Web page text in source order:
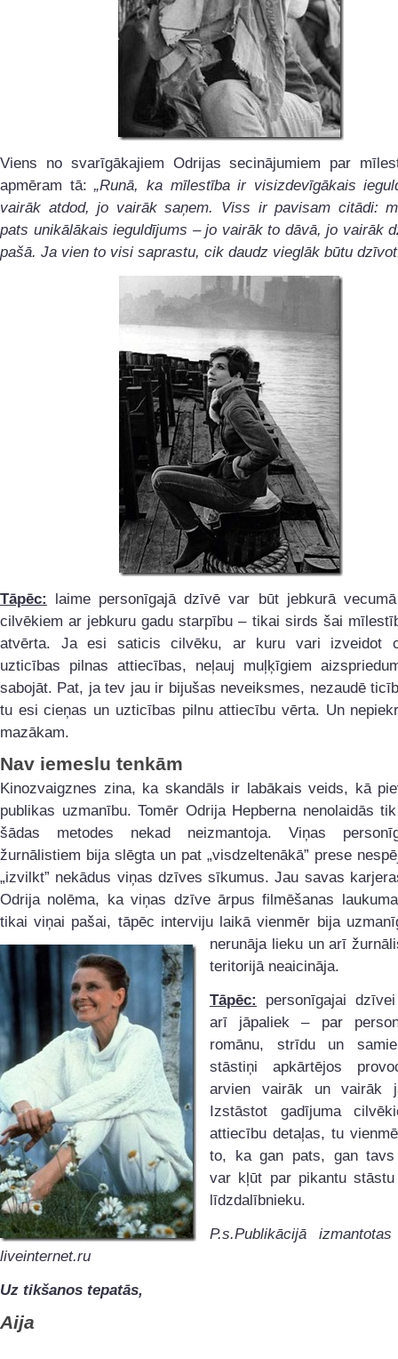
Viens no svarīgākajiem Odrijas secinājumiem par
apmēram tā:„Runā, ka mīlestība ir visizdevīgākais
vairāk atdod, jo vairāk saņem. Viss ir pavisam citādi:
pats unikālākais ieguldījums – jo vairāk to dāvā, jo vairāk
pašā. Ja vien to visi saprastu, cik daudz vieglāk būtu
Tāpēc:
laime personīgajā dzīvē var būt jebkurā
cilvēkiem ar jebkuru gadu starpību – tikai sirds šai
atvērta. Ja esi saticis cilvēku, ar kuru vari izveidot
uzticības pilnas attiecības, neļauj muļķīgiem
sabojāt. Pat, ja tev jau ir bijušas neveiksmes, nezaudē
tu esi cieņas un uzticības pilnu attiecību vērta. Un
mazākam.
Nav iemeslu tenkām
Kinozvaigznes zina, ka skandāls ir labākais veids, kā
publikas uzmanību. Tomēr Odrija Hepberna nenolaidās
šādas metodes nekad neizmantoja. Viņas
žurnālistiem bija slēgta un pat „visdzeltenākā” prese
„izvilkt” nekādus viņas dzīves sīkumus. Jau savas
Odrija nolēma, ka viņas dzīve ārpus filmēšanas
tikai viņai pašai, tāpēc interviju laikā vienmēr bija
nerunāja lieku un arī
teritorijā neaicināja.
Tāpēc:
personīgajai
arī jāpaliek – par
romānu, strīdu un
stāstiņi apkārtējos
arvien vairāk un vairāk
Izstāstot gadījuma
attiecību detaļas, tu
to, ka gan pats, gan tavs
var kļūt par pikantu
līdzdalībnieku.
P.s.Publikācijā
liveinternet.ru
Uz tikšanos tepatās,
Aija